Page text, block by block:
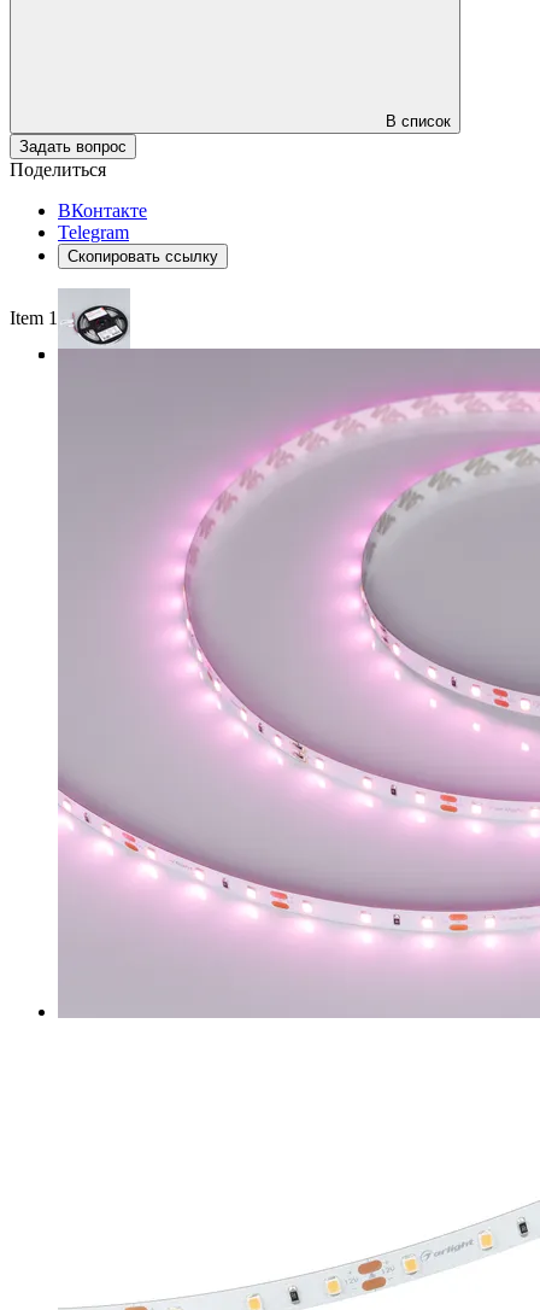
В список
Задать вопрос
Поделиться
ВКонтакте
Telegram
Скопировать ссылку
Item 1 of 3